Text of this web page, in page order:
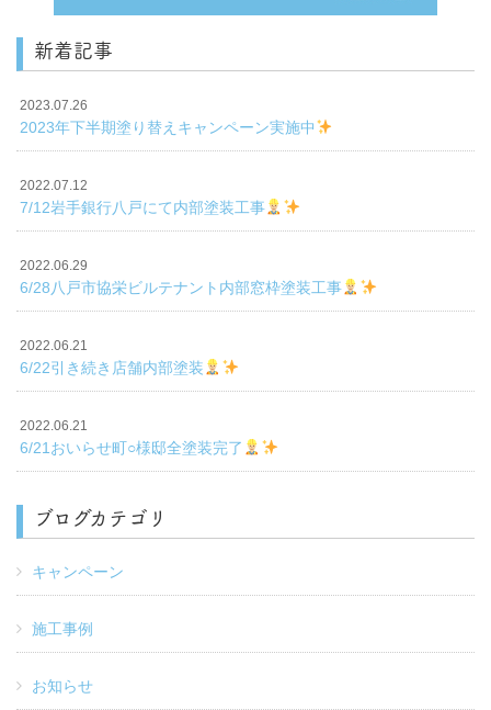
新着記事
2023.07.26
2023年下半期塗り替えキャンペーン実施中
2022.07.12
7/12岩手銀行八戸にて内部塗装工事
2022.06.29
6/28八戸市協栄ビルテナント内部窓枠塗装工事
2022.06.21
6/22引き続き店舗内部塗装
2022.06.21
6/21おいらせ町○様邸全塗装完了
ブログカテゴリ
キャンペーン
施工事例
お知らせ